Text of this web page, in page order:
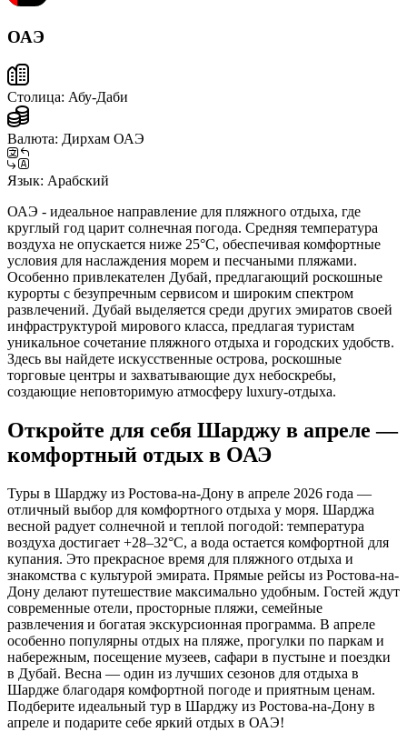
ОАЭ
Столица: Абу-Даби
Валюта: Дирхам ОАЭ
Язык: Арабский
ОАЭ - идеальное направление для пляжного отдыха, где
круглый год царит солнечная погода. Средняя температура
воздуха не опускается ниже 25°C, обеспечивая комфортные
условия для наслаждения морем и песчаными пляжами.
Особенно привлекателен Дубай, предлагающий роскошные
курорты с безупречным сервисом и широким спектром
развлечений. Дубай выделяется среди других эмиратов своей
инфраструктурой мирового класса, предлагая туристам
уникальное сочетание пляжного отдыха и городских удобств.
Здесь вы найдете искусственные острова, роскошные
торговые центры и захватывающие дух небоскребы,
создающие неповторимую атмосферу luxury-отдыха.
Откройте для себя Шарджу в апреле —
комфортный отдых в ОАЭ
Туры в Шарджу из Ростова-на-Дону в апреле 2026 года —
отличный выбор для комфортного отдыха у моря. Шарджа
весной радует солнечной и теплой погодой: температура
воздуха достигает +28–32°C, а вода остается комфортной для
купания. Это прекрасное время для пляжного отдыха и
знакомства с культурой эмирата. Прямые рейсы из Ростова-на-
Дону делают путешествие максимально удобным. Гостей ждут
современные отели, просторные пляжи, семейные
развлечения и богатая экскурсионная программа. В апреле
особенно популярны отдых на пляже, прогулки по паркам и
набережным, посещение музеев, сафари в пустыне и поездки
в Дубай. Весна — один из лучших сезонов для отдыха в
Шардже благодаря комфортной погоде и приятным ценам.
Подберите идеальный тур в Шарджу из Ростова-на-Дону в
апреле и подарите себе яркий отдых в ОАЭ!